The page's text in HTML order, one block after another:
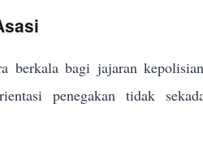
berkala bagi jajaran
penegakan tidak